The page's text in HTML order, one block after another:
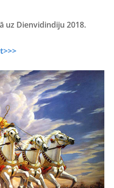
uz Dienvidindiju 2018.